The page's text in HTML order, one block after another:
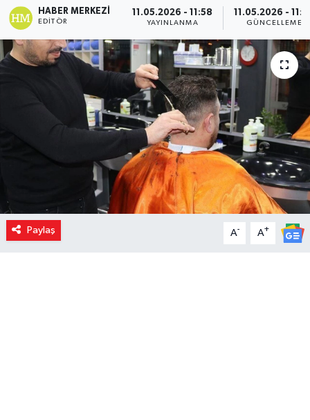
HABER MERKEZI
EDITÖR
11.05.2026 - 11:58
YAYINLANMA
11.05.2026 -
GÜNCELLEME
Paylaş A- A+